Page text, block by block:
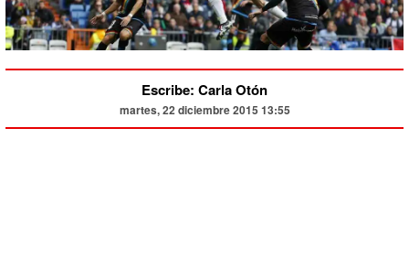
Escribe: Carla Otón
martes, 22 diciembre 2015 13:55